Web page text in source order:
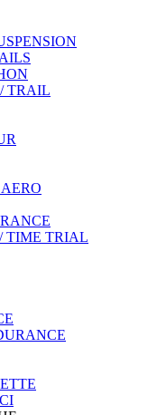
TRAIL
TIME TRIAL